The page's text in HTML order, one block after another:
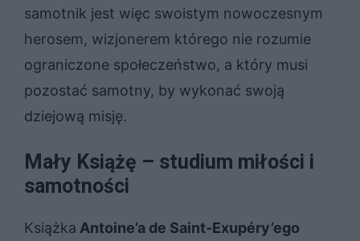
samotnik jest więc swoistym nowoczesnym
herosem, wizjonerem którego nie rozumie
ograniczone społeczeństwo, a który musi
pozostać samotny, by wykonać swoją
dziejową misję.
Mały Książę – studium miłości i
samotności
Książka Antoine’a de Saint-Exupéry’ego